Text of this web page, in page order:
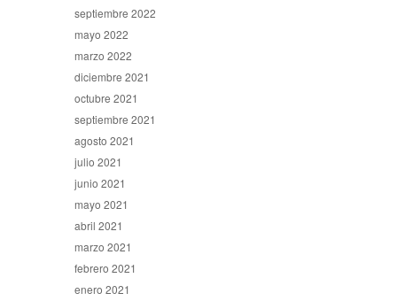
septiembre 2022
mayo 2022
marzo 2022
diciembre 2021
octubre 2021
septiembre 2021
agosto 2021
julio 2021
junio 2021
mayo 2021
abril 2021
marzo 2021
febrero 2021
enero 2021